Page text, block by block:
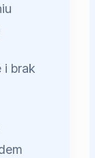
i brak